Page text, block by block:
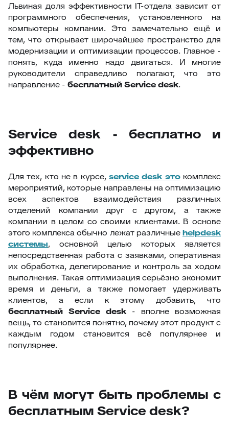
Львиная доля эффективности IT-отдела зависит от
программного обеспечения, установленного на
компьютеры компании. Это замечательно ещё и
тем, что открывает широчайшее пространство для
модернизации и оптимизации процессов. Главное -
понять, куда именно надо двигаться. И многие
руководители справедливо полагают, что это
направление - бесплатныйServicedesk.
Service desk - бесплатно и
эффективно
Для тех, кто не в курсе, servicedesk этокомплекс
мероприятий, которые направлены на оптимизацию
всех аспектов взаимодействия различных
отделений компании друг с другом, а также
компании в целом со своими клиентами. В основе
этого комплекса обычно лежат различныеhelpdesk
системы, основной целью которых является
непосредственная работа с заявками, оперативная
их обработка, делегирование и контроль за ходом
выполнения. Такая оптимизация серьёзно экономит
время и деньги, а также помогает удерживать
клиентов, а если к этому добавить, что
бесплатный Service desk - вполне возможная
вещь, то становится понятно, почему этот продукт с
каждым годом становится всё популярнее и
популярнее.
В чём могут быть проблемы c
бесплатным Service desk?